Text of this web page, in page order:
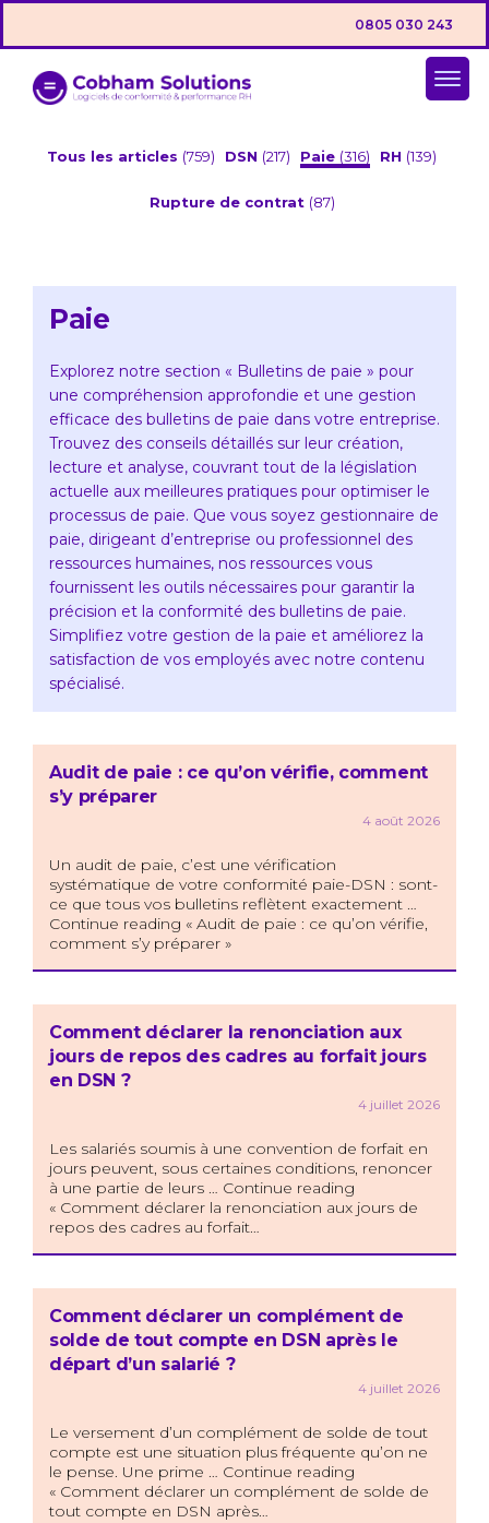
0805 030 243
Tous les articles (759) DSN (217) Paie (316) RH (139)
Rupture de contrat (87)
Paie
Explorez notre section « Bulletins de paie » pour
une compréhension approfondie et une gestion
efficace des bulletins de paie dans votre entreprise.
Trouvez des conseils détaillés sur leur création,
lecture et analyse, couvrant tout de la législation
actuelle aux meilleures pratiques pour optimiser le
processus de paie. Que vous soyez gestionnaire de
paie, dirigeant d’entreprise ou professionnel des
ressources humaines, nos ressources vous
fournissent les outils nécessaires pour garantir la
précision et la conformité des bulletins de paie.
Simplifiez votre gestion de la paie et améliorez la
satisfaction de vos employés avec notre contenu
spécialisé.
Audit de paie : ce qu’on vérifie, comment
s’y préparer
4 août 2026
Un audit de paie, c’est une vérification
systématique de votre conformité paie-DSN : sont-
ce que tous vos bulletins reflètent exactement …
Continue reading « Audit de paie : ce qu’on vérifie,
comment s’y préparer »
Comment déclarer la renonciation aux
jours de repos des cadres au forfait jours
en DSN ?
4 juillet 2026
Les salariés soumis à une convention de forfait en
jours peuvent, sous certaines conditions, renoncer
à une partie de leurs … Continue reading
« Comment déclarer la renonciation aux jours de
repos des cadres au forfait…
Comment déclarer un complément de
solde de tout compte en DSN après le
départ d’un salarié ?
4 juillet 2026
Le versement d’un complément de solde de tout
compte est une situation plus fréquente qu’on ne
le pense. Une prime … Continue reading
« Comment déclarer un complément de solde de
tout compte en DSN après…